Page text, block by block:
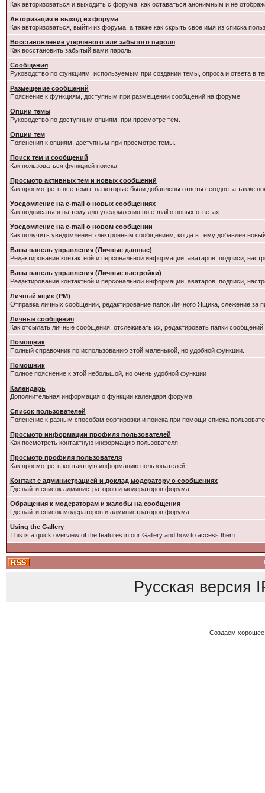
Как авторизоваться и выходить с форума, как оставаться анонимным и не
Авторизация и выход из форума
Как авторизоваться, выйти из форума, а также как скрыть свое имя из списка
Восстановление утерянного или забытого пароля
Как восстановить забытый вами пароль.
Сообщения
Руководство по функциям, используемым при создании темы, опроса и ответа в
Размещение сообщений
Пояснение к функциям, доступным при размещении сообщений на форуме.
Опции темы
Руководство по доступным опциям, при просмотре тем.
Опции тем
Пояснения к опциям, доступным при просмотре темы.
Поиск тем и сообщений
Как пользоваться функцией поиска.
Просмотр активных тем и новых сообщений
Как просмотреть все темы, на которые были добавлены ответы сегодня, а также
Уведомление на e-mail о новых сообщениях
Как подписаться на тему для уведомления по e-mail о новых ответах.
Уведомление на е-mail о новом сообщении
Как получить уведомление электронным сообщением, когда в тему добавлен
Ваша панель управления (Личные данные)
Редактирование контактной и персональной информации, аватаров, подписи,
Ваша панель управления (Личные настройки)
Редактирование контактной и персональной информации, аватаров, подписи,
Личный ящик (PM)
Отправка личных сообщений, редактирование папок Личного Ящика, слежение за
Личные сообщения
Как отсылать личные сообщения, отслеживать их, редактировать папки
Помощник
Полный справочник по использованию этой маленькой, но удобной функции.
Помошник
Полное пояснение к этой небольшой, но очень удобной функции
Календарь
Дополнительная информация о функции календаря форума.
Список пользователей
Пояснение к разным способам сортировки и поиска при помощи списка
Просмотр информации профиля пользователей
Как посмотреть контактную информацию пользователя.
Просмотр профиля пользователя
Как просмотреть контактную информацию пользователей.
Контакт с администрацией и доклад модератору о сообщениях
Где найти список администраторов и модераторов форума.
Обращения к модераторам и жалобы на сообщения
Где найти список модераторов и администраторов форума.
Using the Gallery
This is a quick overview of the features in our Gallery and how to access them.
Русская версия
Создаем